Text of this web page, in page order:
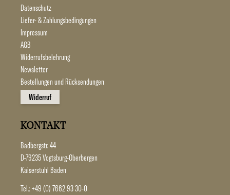
Datenschutz
Liefer- & Zahlungsbedingungen
Impressum
AGB
Widerrufsbelehrung
Newsletter
Bestellungen und Rücksendungen
Widerruf
KONTAKT
Badbergstr. 44
D-79235 Vogtsburg-Oberbergen
Kaiserstuhl Baden
Tel.: +49 (0) 7662 93 30-0